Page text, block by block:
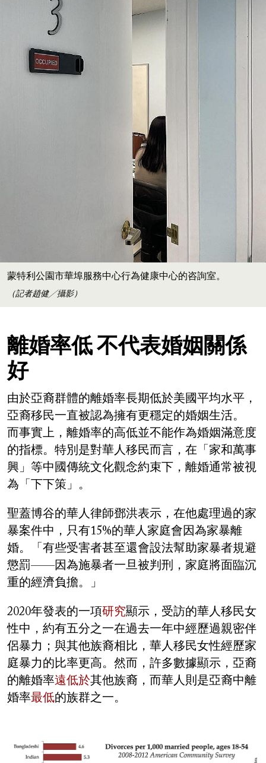
蒙特利公園市華埠服務中心行為健康中心的咨詢室。
（記者趙健╱攝影）
離婚率低 不代表婚姻關係
好
由於亞裔群體的離婚率長期低於美國平均水平，
亞裔移民一直被認為擁有更穩定的婚姻生活。
而事實上，離婚率的高低並不能作為婚姻滿意度
的指標。特別是對華人移民而言，在「家和萬事
興」等中國傳統文化觀念約束下，離婚通常被視
為「下下策」。
聖蓋博谷的華人律師鄧洪表示，在他處理過的家
暴案件中，只有15%的華人家庭會因為家暴離
婚。「有些受害者甚至還會設法幫助家暴者規避
懲罰——因為施暴者一旦被判刑，家庭將面臨沉
重的經濟負擔。」
2020年發表的一項研究顯示，受訪的華人移民女
性中，約有五分之一在過去一年中經歷過親密伴
侶暴力；與其他族裔相比，華人移民女性經歷家
庭暴力的比率更高。然而，許多數據顯示，亞裔
的離婚率遠低於其他族裔，而華人則是亞裔中離
婚率最低的族群之一。
Image